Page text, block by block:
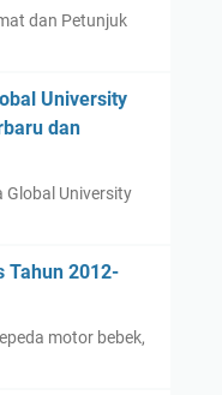
dan Petunjuk
University
dan
Global University
Tahun 2012-
motor bebek,